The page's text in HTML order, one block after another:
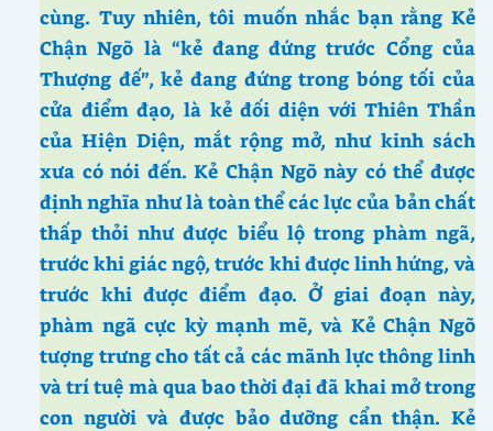
cùng. Tuy nhiên, tôi muốn nhắc bạn rằng Kẻ
Chận Ngõ là “kẻ đang đứng trước Cổng của
Thượng đế”, kẻ đang đứng trong bóng tối của
cửa điểm đạo, là kẻ đối diện với Thiên Thần
của Hiện Diện, mắt rộng mở, như kinh sách
xưa có nói đến. Kẻ Chận Ngõ này có thể được
định nghĩa như là toàn thể các lực của bản chất
thấp thỏi như được biểu lộ trong phàm ngã,
trước khi giác ngộ, trước khi được linh hứng, và
trước khi được điểm đạo. Ở giai đoạn này,
phàm ngã cực kỳ mạnh mẽ, và Kẻ Chận Ngõ
tượng trưng cho tất cả các mãnh lực thông linh
và trí tuệ mà qua bao thời đại đã khai mở trong
con người và được bảo dưỡng cẩn thận. Kẻ